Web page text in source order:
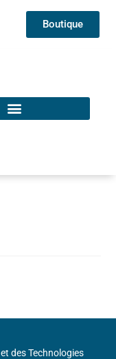
Boutique
des Technologies